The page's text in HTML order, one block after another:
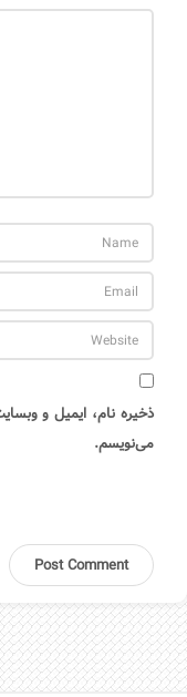
ذخیره نام، ایمیل و
می‌نویسم.